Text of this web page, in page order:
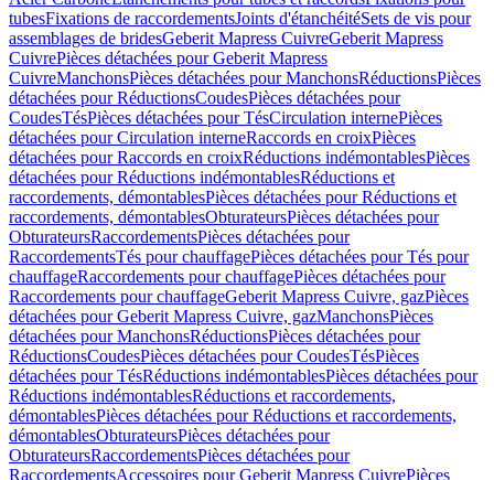
tubesFixations de raccordementsJoints d'étanchéitéSets de vis pour
assemblages de bridesGeberit Mapress CuivreGeberit Mapress
CuivrePièces détachées pour Geberit Mapress
CuivreManchonsPièces détachées pour ManchonsRéductionsPièces
détachées pour RéductionsCoudesPièces détachées pour
CoudesTésPièces détachées pour TésCirculation internePièces
détachées pour Circulation interneRaccords en croixPièces
détachées pour Raccords en croixRéductions indémontablesPièces
détachées pour Réductions indémontablesRéductions et
raccordements, démontablesPièces détachées pour Réductions et
raccordements, démontablesObturateursPièces détachées pour
ObturateursRaccordementsPièces détachées pour
RaccordementsTés pour chauffagePièces détachées pour Tés pour
chauffageRaccordements pour chauffagePièces détachées pour
Raccordements pour chauffageGeberit Mapress Cuivre, gazPièces
détachées pour Geberit Mapress Cuivre, gazManchonsPièces
détachées pour ManchonsRéductionsPièces détachées pour
RéductionsCoudesPièces détachées pour CoudesTésPièces
détachées pour TésRéductions indémontablesPièces détachées pour
Réductions indémontablesRéductions et raccordements,
démontablesPièces détachées pour Réductions et raccordements,
démontablesObturateursPièces détachées pour
ObturateursRaccordementsPièces détachées pour
RaccordementsAccessoires pour Geberit Mapress CuivrePièces